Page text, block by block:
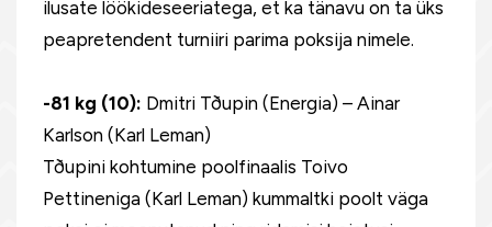
ilusate löökideseeriatega, et ka tänavu on ta üks
peapretendent turniiri parima poksija nimele.
-81 kg (10): Dmitri Tðupin (Energia) – Ainar
Karlson (Karl Leman)
Tðupini kohtumine poolfinaalis Toivo
Pettineniga (Karl Leman) kummaltki poolt väga